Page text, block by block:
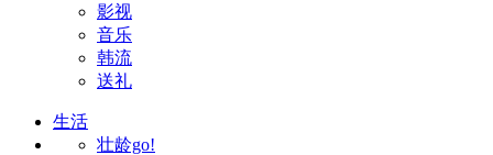
影视
音乐
韩流
送礼
生活
壮龄go!